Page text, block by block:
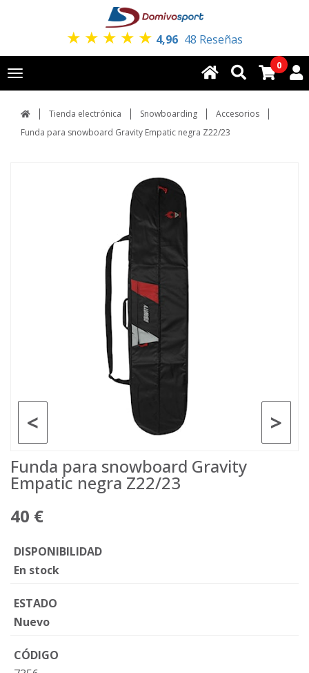
★ ★ ★ ★ ★ 4,96 48 Reseñas
Toggle
navigation
0
Tienda electrónica Snowboarding
Accesorios
Funda para snowboard Gravity Empatic negra Z22/23
>
<
Funda para snowboard Gravity
Empatic negra Z22/23
40 €
DISPONIBILIDAD
En stock
ESTADO
Nuevo
CÓDIGO